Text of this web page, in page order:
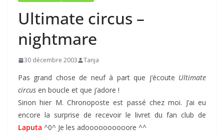
Ultimate circus –
nightmare
30 décembre 2003 Tanja
Pas grand chose de neuf à part que j’écoute Ultimate
circus en boucle et que j’adore !
Sinon hier M. Chronoposte est passé chez moi. J’ai eu
encore la surprise de recevoir le livret du fan club de
Laputa ^0^ Je les adoooooooooore ^^